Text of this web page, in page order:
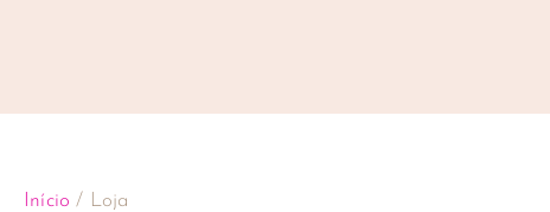
Início / Loja